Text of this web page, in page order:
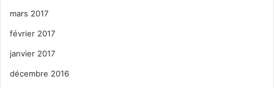
mars 2017
février 2017
janvier 2017
décembre 2016